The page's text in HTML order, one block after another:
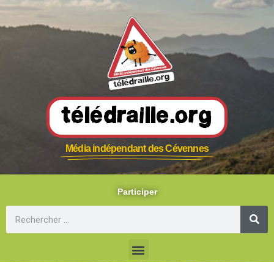
Télédraille.org
Média indépendant des Cévennes
Participer